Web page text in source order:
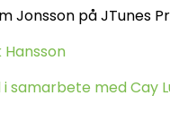
Jonsson på JTunes
Hansson
samarbete med Cay